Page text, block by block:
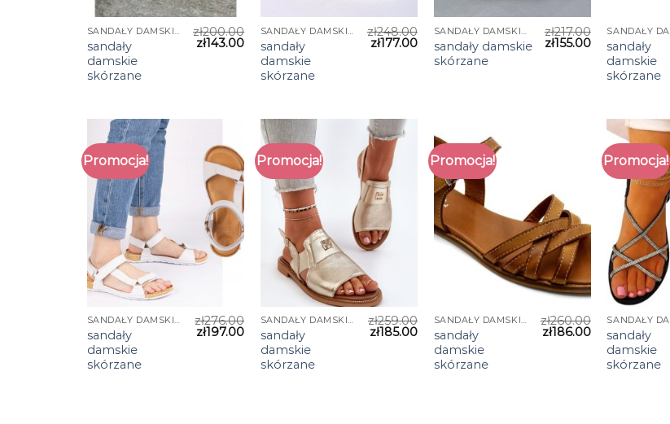
SANDAŁY DAMSKIE SKÓRZANE
sandały
damskie
skórzane
zł200.00
zł143.00
SANDAŁY DAMSKIE SKÓRZANE
sandały
damskie
skórzane
zł248.00
zł177.00
SANDAŁY DAMSKIE SKÓRZANE
sandały damskie
skórzane
zł217.00
zł155.00
sandały
damskie
skórzane
Promocja!
SANDAŁY DAMSKIE SKÓRZANE
sandały
damskie
skórzane
zł276.00
zł197.00
Promocja!
SANDAŁY DAMSKIE SKÓRZANE
sandały
damskie
skórzane
zł259.00
zł185.00
Promocja!
SANDAŁY DAMSKIE SKÓRZANE
sandały
damskie
skórzane
zł260.00
zł186.00
Promocja!
sandały
damskie
skórzane